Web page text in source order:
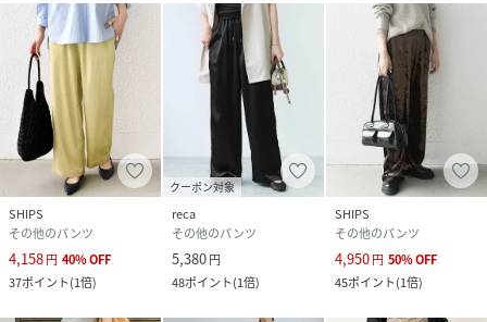
‐‐公式Instagramではアイテム動画や新作情報をご覧いた
だけます‐‐
ブラック：160cm着用サイズ：ONESIZE
ブラウン：156cm着用サイズ：ONESIZE
性別タイプ レディース
原産国 中国
素材
表地: レーヨン57%、 ポリエステル43%、 別布:
SHIPS
その他のパンツ
4,158円 40%OFF
37ポイント(1倍)
クーポン対象
reca
その他のパンツ
5,380円
48ポイント(1倍)
SHIPS
その他のパンツ
4,950円 50%OFF
45ポイント(1倍)